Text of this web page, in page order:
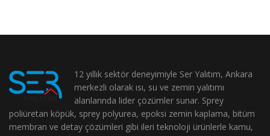
12 yıllık sektör deneyimiyle Ser Yalıtım, Ankara
merkezli olarak ısı, su ve zemin yalıtımı
alanlarında lider çözümler sunar. Sprey
poliüretan köpük, sprey polyurea, epoksi zemin kaplama, bitüm
membran ve detay çözümleri gibi ileri teknoloji ürünlerle kamu,